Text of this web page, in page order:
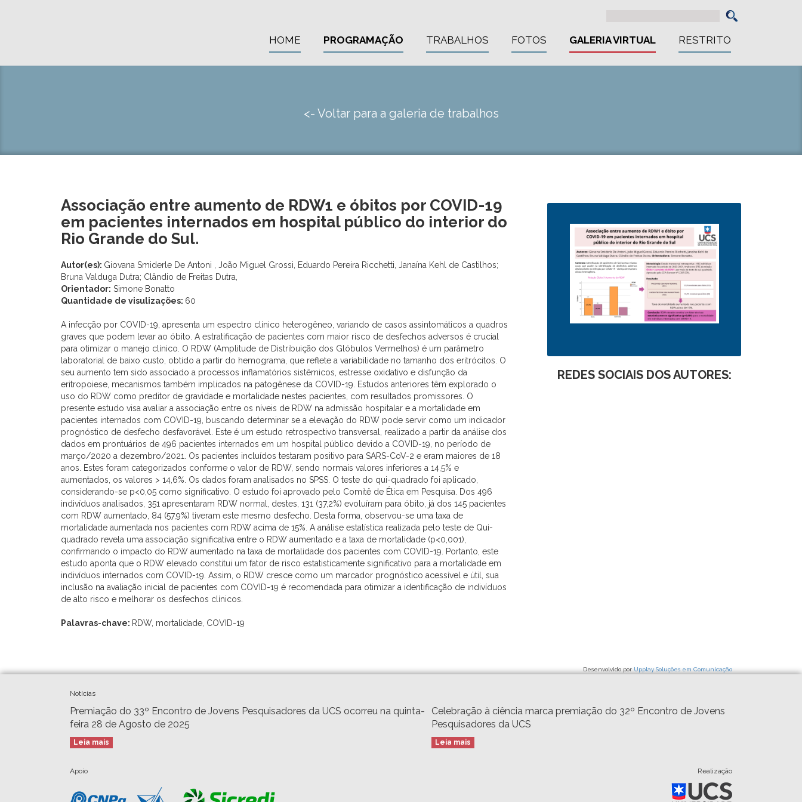
HOME PROGRAMAÇÃO TRABALHOS FOTOS GALERIA VIRTUAL RESTRITO
<- Voltar para a galeria de trabalhos
Associação entre aumento de RDW1 e óbitos por COVID-19
em pacientes internados em hospital público do interior do
Rio Grande do Sul.
Autor(es): Giovana Smiderle De Antoni , João Miguel Grossi, Eduardo Pereira Ricchetti, Janaína Kehl de Castilhos;
Bruna Valduga Dutra; Clândio de Freitas Dutra,
Orientador: Simone Bonatto
Quantidade de visulizações: 60
A infecção por COVID-19, apresenta um espectro clínico heterogêneo, variando de casos assintomáticos a quadros
graves que podem levar ao óbito. A estratificação de pacientes com maior risco de desfechos adversos é crucial
para otimizar o manejo clínico. O RDW (Amplitude de Distribuição dos Glóbulos Vermelhos) é um parâmetro
laboratorial de baixo custo, obtido a partir do hemograma, que reflete a variabilidade no tamanho dos eritrócitos. O
seu aumento tem sido associado a processos inflamatórios sistêmicos, estresse oxidativo e disfunção da
eritropoiese, mecanismos também implicados na patogênese da COVID-19. Estudos anteriores têm explorado o
uso do RDW como preditor de gravidade e mortalidade nestes pacientes, com resultados promissores. O
presente estudo visa avaliar a associação entre os níveis de RDW na admissão hospitalar e a mortalidade em
pacientes internados com COVID-19, buscando determinar se a elevação do RDW pode servir como um indicador
prognóstico de desfecho desfavorável. Este é um estudo retrospectivo transversal, realizado a partir da análise dos
dados em prontuários de 496 pacientes internados em um hospital público devido a COVID-19, no período de
março/2020 a dezembro/2021. Os pacientes incluídos testaram positivo para SARS-CoV-2 e eram maiores de 18
anos. Estes foram categorizados conforme o valor de RDW, sendo normais valores inferiores a 14,5% e
aumentados, os valores > 14,6%. Os dados foram analisados no SPSS. O teste do qui-quadrado foi aplicado,
considerando-se p<0,05 como significativo. O estudo foi aprovado pelo Comitê de Ética em Pesquisa. Dos 496
indivíduos analisados, 351 apresentaram RDW normal, destes, 131 (37,2%) evoluíram para óbito, já dos 145 pacientes
com RDW aumentado, 84 (57,9%) tiveram este mesmo desfecho. Desta forma, observou-se uma taxa de
mortalidade aumentada nos pacientes com RDW acima de 15%. A análise estatística realizada pelo teste de Qui-
quadrado revela uma associação significativa entre o RDW aumentado e a taxa de mortalidade (p<0,001),
confirmando o impacto do RDW aumentado na taxa de mortalidade dos pacientes com COVID-19. Portanto, este
estudo aponta que o RDW elevado constitui um fator de risco estatisticamente significativo para a mortalidade em
indivíduos internados com COVID-19. Assim, o RDW cresce como um marcador prognóstico acessível e útil, sua
inclusão na avaliação inicial de pacientes com COVID-19 é recomendada para otimizar a identificação de indivíduos
de alto risco e melhorar os desfechos clínicos.
Palavras-chave: RDW, mortalidade, COVID-19
REDES SOCIAIS DOS AUTORES:
Desenvolvido por Upplay Soluções em Comunicação
Notícias
Premiação do 33º Encontro de Jovens Pesquisadores da UCS ocorreu na quinta-
feira 28 de Agosto de 2025
Leia mais
Celebração à ciência marca premiação do 32º Encontro de Jovens
Pesquisadores da UCS
Leia mais
Apoio Realização